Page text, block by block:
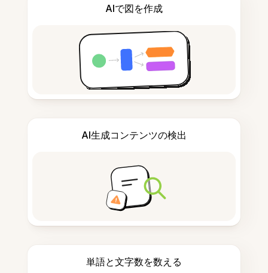
AIで図を作成
AI生成コンテンツの検出
単語と文字数を数える